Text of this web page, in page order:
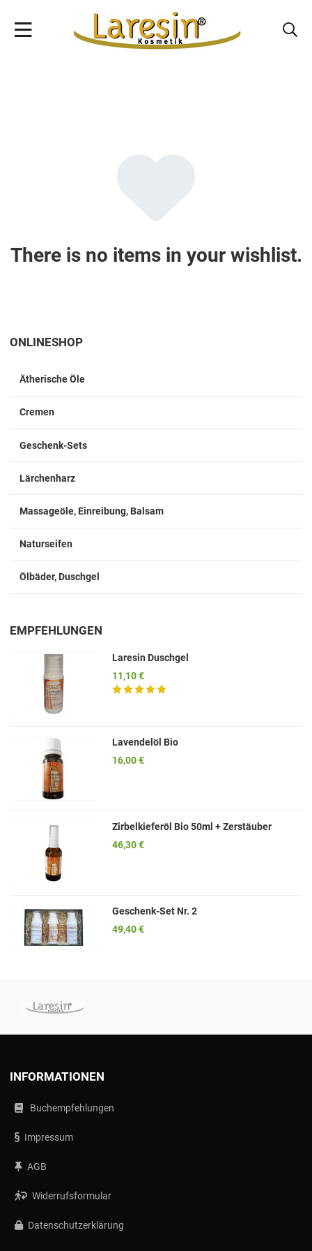
ONLINESHOP
Ätherische Öle
Cremen
Geschenk-Sets
Lärchenharz
Massageöle, Einreibung, Balsam
Naturseifen
Ölbäder, Duschgel
There is no items in your wishlist.
EMPFEHLUNGEN
Laresin Duschgel
11,10 €
Lavendelöl Bio
16,00 €
Zirbelkieferöl Bio 50ml + Zerstäuber
46,30 €
Geschenk-Set Nr. 2
49,40 €
INFORMATIONEN
Buchempfehlungen
Impressum
AGB
Widerrufsformular
Datenschutzerklärung